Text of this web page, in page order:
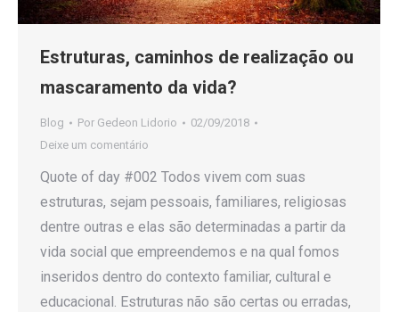
Estruturas, caminhos de realização ou
mascaramento da vida?
Blog Por Gedeon Lidorio
02/09/2018
Deixe um comentário
Quote of day #002 Todos vivem com suas
estruturas, sejam pessoais, familiares, religiosas
dentre outras e elas são determinadas a partir da
vida social que empreendemos e na qual fomos
inseridos dentro do contexto familiar, cultural e
educacional. Estruturas não são certas ou erradas,